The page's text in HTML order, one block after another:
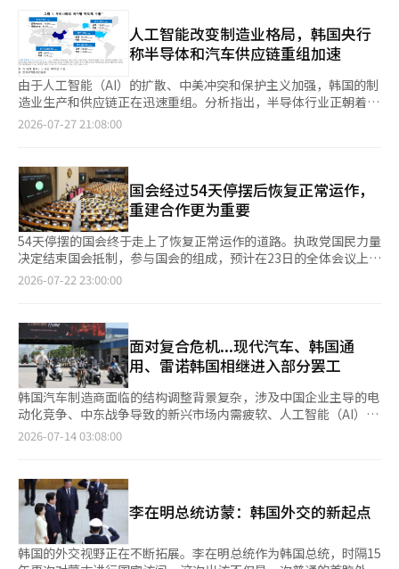
上，国家竞争力必然会减弱。 作为执政党，民主党肩负着稳定国
家治理的责任。在立法过程中，速度固然重要，但通过社会共识和
充分讨论提高政策的完善度更为关键。国民力量也应转变为不仅仅
是反对的在野党，而是提出未来愿景的政策政党。监督政府是在野
党的责任，但涉及国家未来的课题不应成为争斗的对象。 协作并
不是政治妥协的口号，而是经济的必要条件。美国、日本、德国等
主要发达国家在产业竞争和国家战略问题上，展现了跨党派的合
作。半导体、人工智能、能源安全、应对低出生率、养老金改革等
双方建立起最基本的共识，确保政策的连续性时，企业才能安心投
资。 民众对政治的期待也并无二致。他们希望看到的是解决问题
而非极端对立，希望看到的是为未来竞争而非相互指责。政治越是
加剧冲突，社会成本就越高，最终这种负担将由民众和企业承担。
政治的品格在于改善民众生活，而非战胜对手。 这次民主党大会
与国民力量的创新讨论不应仅仅停留在领导层更替上，而应成为韩
国政治成熟的契机。评判的标准应是，谁能提出更稳定的国家治理
和可持续的增长战略，而非谁的声音更大。 在完成一周年特别策
实现力量最终来自于政治。政治不应是经济的主宰，而应成为坚实
的基础。只有结束政治对经济的束缚，朝着支持经济的政治迈进，
韩国才能真正迈向下一个阶段的发达国家。
业圆桌会议上表示：“包括下一代民航机的共同开发在内，我们在
核心矿产领域的供应链合作，以及备受欢迎的K-美妆等三个领域都
能取得重大成果。” 两国在今年2月将关系提升为战略伙伴关系
后，此次圆桌会议将合作领域具体化为企业投资和共同项目。与会
者将制造、基础设施、高科技产业、消费品和流通作为主要合作支
柱，讨论了新业务的可能性。 李总统指出，随着人工智能（AI）革
命的推进，技术霸权竞争加剧，供应链重组，全球产业和经济秩序
正在迅速变化。他强调，全球不确定性加大时，确保能够利用彼此
需的铁矿石和核心矿产的宝库”，并指出其在水力、风力、太阳能
等丰富的清洁能源以及生物乙醇和中小型民航机生产能力方面的优
势。 李总统强调：“如果韩国独特的创新技术和制造能力与巴西
丰富的资源结合，双方将成为稳定供应链和未来产业的最佳合作伙
伴。” 在航空领域，巴西的中小型民航机开发和生产能力与韩国
的航空部件制造技术将进行对接。政府计划建立一个由相关部门和
企业参与的合作体系，以便国内企业能够承担比现有部件供应更大
的角色。 在此次圆桌会议上，两国企业和机构签署了航空航天、
的7份谅解备忘录（MOU）。韩国航空宇宙产业（KAI）与全球第
三大飞机制造商巴西的恩布拉尔签署了民航机和航空航天领域的合
作谅解备忘录。 此外，针对2021年因农产品市场开放等问题而中
断的韩-南方共同市场贸易协定谈判，双方决定讨论降低巴西牛肉
进入韩国市场的门槛。 李总统指出，尽管两国经济规模和产业互
补性强，但目前的贸易水平仍不够。巴西是韩国在南美最大的贸易
伙伴，也是进入中南美市场的重要基地，但合作潜力未能充分转化
为实际贸易和投资。 政府决定改善阻碍企业间合作的关税和监管
国和巴西将成为全球航空市场的主导航空制造强国，成为供应链合
作的重要伙伴，以及全球美妆市场的领军者，实现共同成长。”
人工智能改变制造业格局，韩国央行
称半导体和汽车供应链重组加速
由于人工智能（AI）的扩散、中美冲突和保护主义加强，韩国的制
造业生产和供应链正在迅速重组。分析指出，半导体行业正朝着以
AI为中心的供应链发展，而汽车行业则根据环保车和全球生产基地
述情况。 自2023年首次发布报告以来，韩国银行分析指出，随着
AI的扩散、中国制造业的增长、保护主义的加强以及环保法规的扩
大，全球产业环境发生了重大变化，国内制造业的生产结构和出口
进口结构也在快速重组。 特别是半导体行业，在生成型AI扩散后，
数据中心和AI基础设施的投资增加，全球供应链正向以AI为中心重
组。需求从以传统CPU和通用DRAM为主转向以GPU和高带宽内存
（HBM）为主，形成了以美国的英伟达、台湾的台积电、三星电
子和SK海力士为核心的AI半导体供应链。 因此，半导体的出口结
四，但到2025年这一比例上升至19.9%，成为仅次于中国的第二
大出口国。相对而言，中国虽然仍是最大出口国，但其出口金额和
占比均有所下降。 随着半导体生产的扩大，材料、零部件和设备
的进口也在增加。尤其是提供先进半导体生产所需的EUV光刻设备
的荷兰ASML的依赖度上升，使荷兰成为韩国最大的半导体制造设
备进口国。半导体材料和零部件的依赖度也较高，主要集中在中
国、日本和美国。 汽车行业同样在向以环保车为中心的供应链转
变。中国占全球汽车生产的33.8%，已成为全球最大的电动车生产
的3.5%大幅上升至2025年的37.2%。进口电动车中约70%为中国
制造，电动公交车则完全依赖中国。 相反，由于美国加强保护主
义和扩大本地生产政策的影响，韩国整车企业对美电动车的出口比
例从2022年的33.6%大幅下降至2025年的5.2%。因此，韩国企业
正通过扩大混合动力车的生产和增加美国本地生产基地来应对这一
变化。 韩国银行地区研究支持团队负责人郑成燁表示：“制造业
2026-07-27 21:08:00
国会经过54天停摆后恢复正常运作，
重建合作更为重要
54天停摆的国会终于走上了恢复正常运作的道路。执政党国民力量
决定结束国会抵制，参与国会的组成，预计在23日的全体会议上选
举出7名在野党担任的常务委员会主席。双方还就选举委员会投票
个月内拖延这一理所当然的事情，其责任绝不轻松。国会是国家的
立法机构，也是负责民生的最高决策机构。由于未能完成国会的组
成，常务委员会实际上无法发挥其应有的功能，这对公众来说是一
个难以解释的政治空白。 在此期间，我们面临的任务并没有减
少。来自美国的贸易压力、全球供应链重组、人工智能（AI）竞
争、半导体和国防等战略产业的培育、低出生率和养老金改革、应
对地区消亡等问题，都是无法推迟的紧迫议题。在国会停摆期间，
世界依然在不断变化。 此次事件双方都有责任。执政的民主党凭
委员会主席。国会虽然是按照多数原则运作，但多数并不能替代合
作。国会运作的基本原则是对话与妥协，而非数字的力量。尤其是
国会的组成问题，关系到未来国会运作的框架，因此应优先进行说
服和达成共识的努力。 国民力量也应反思，抵制国会的选择是否
是最佳选择。在野党的存在意义并不在于国会外，而是在国会内对
政府和执政党进行制衡。放弃法案审查、预算审议和政策验证，长
2026-07-22 23:00:00
面对复合危机...现代汽车、韩国通
用、雷诺韩国相继进入部分罢工
韩国汽车制造商面临的结构调整背景复杂，涉及中国企业主导的电
动化竞争、中东战争导致的新兴市场内需疲软、人工智能（AI）引
入及软件中心车辆（SDV）转型带来的就业结构变化等多重因素。
商的相关人士表示：“大众、通用等全球汽车企业在中国市场的盈
利能力受到本土品牌的完全占领，导致它们的市场地位缩小，这也
是进行结构调整的背景。”他指出：“新兴市场销售放缓、替代市
场缺失、关税冲击和全球供应链崩溃，以及现有就业结构的重组，
都是变革的催化剂。” 实际上，德国制造业的象征大众集团因中
2026-07-14 03:08:00
李在明总统访蒙：韩国外交的新起点
韩国的外交视野正在不断拓展。李在明总统作为韩国总统，时隔15